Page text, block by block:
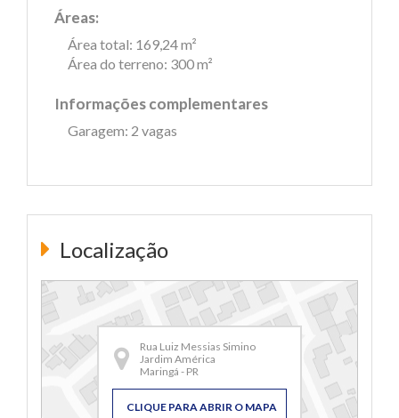
Áreas:
Área total: 169,24 m²
Área do terreno: 300 m²
Informações complementares
Garagem: 2 vagas
Localização
Rua Luiz Messias Simino
Jardim América
Maringá - PR
CLIQUE PARA ABRIR O MAPA